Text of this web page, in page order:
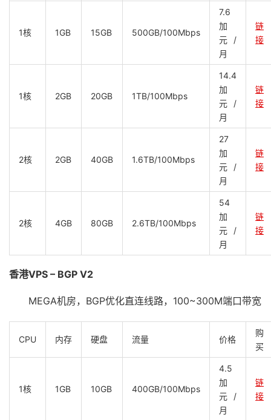
1核 1GB 15GB 500GB/100Mbps
7.6
加
元/
月
链
接
1核 2GB 20GB 1TB/100Mbps
14.4
加
元/
月
链
接
2核 2GB 40GB 1.6TB/100Mbps
27
加
元/
月
链
接
2核 4GB 80GB 2.6TB/100Mbps
54
加
元/
月
链
接
香港VPS – BGP V2
MEGA机房，BGP优化直连线路，100~300M端口带宽
CPU 内存 硬盘 流量 价格
购
买
1核 1GB 10GB 400GB/100Mbps
4.5
加
元/
月
链
接